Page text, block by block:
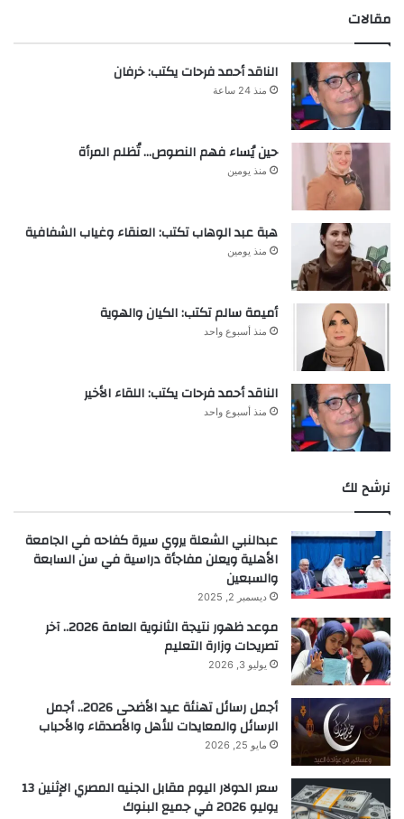
مقالات
الناقد أحمد فرحات يكتب: خرفان
منذ 24 ساعة
حين يُساء فهم النصوص… تُظلم المرأة
منذ يومين
هبة عبد الوهاب تكتب: العنقاء وغياب الشفافية
منذ يومين
أميمة سالم تكتب: الكيان والهوية
منذ أسبوع واحد
الناقد أحمد فرحات يكتب: اللقاء الأخير
منذ أسبوع واحد
نرشح لك
عبدالنبي الشعلة يروي سيرة كفاحه في الجامعة
الأهلية ويعلن مفاجأة دراسية في سن السابعة
والسبعين
ديسمبر 2, 2025
موعد ظهور نتيجة الثانوية العامة 2026.. آخر
تصريحات وزارة التعليم
يوليو 3, 2026
أجمل رسائل تهنئة عيد الأضحى 2026.. أجمل
الرسائل والمعايدات للأهل والأصدقاء والأحباب
مايو 25, 2026
سعر الدولار اليوم مقابل الجنيه المصري الإثنين 13
يوليو 2026 في جميع البنوك